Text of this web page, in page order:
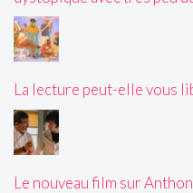
La lecture peut-elle vous
Le nouveau film sur